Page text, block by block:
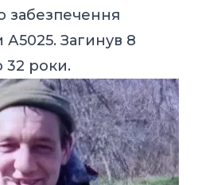
забезпечення
А5025. Загинув 8
32 роки.